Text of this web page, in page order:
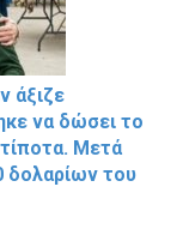
άξιζε
να δώσει το
Μετά
δολαρίων του